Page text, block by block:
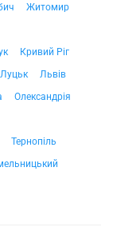
Житомир
Кривий Ріг
Луцьк
Львів
Олександрія
Тернопіль